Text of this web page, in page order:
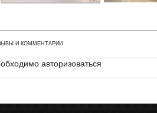
И КОММЕНТАРИИ
авторизоваться